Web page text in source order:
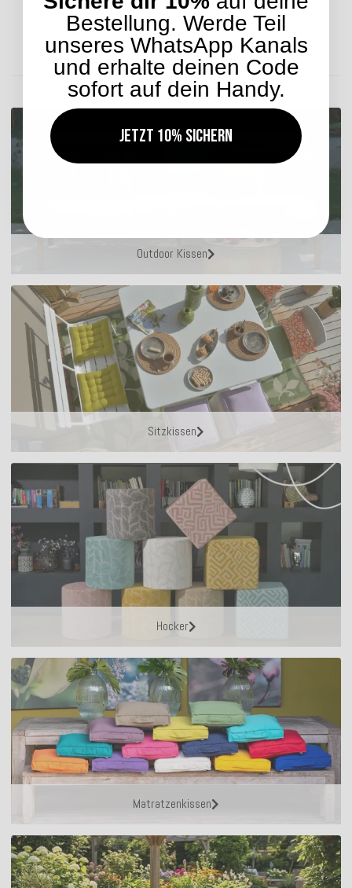
Lieferzeit: ca. 5-7 Werktage
ENTDECKEN SIE UNSER SORTIMENT
Outdoor Kissen
Sitzkissen
Hocker
Matratzenkissen
Bestellung. Werde Teil
unseres WhatsApp Kanals
und erhalte deinen Code
sofort auf dein Handy.
Jetzt 10% sichern